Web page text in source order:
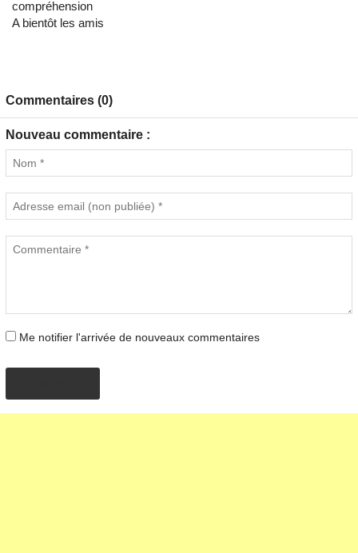
compréhension
A bientôt les amis
Commentaires (0)
Nouveau commentaire :
Me notifier l'arrivée de nouveaux commentaires